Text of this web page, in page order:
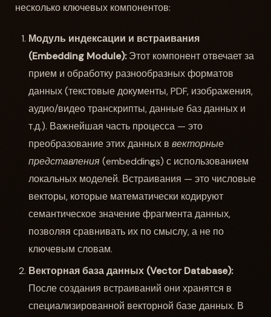
несколько ключевых компонентов:
Модуль индексации и встраивания
(Embedding Module):Этот компонент отвечает за
прием и обработку разнообразных форматов
данных (текстовые документы, PDF, изображения,
аудио/видео транскрипты, данные баз данных и
т.д.). Важнейшая часть процесса — это
преобразование этих данных ввекторные
представления(embeddings) с использованием
локальных моделей. Встраивания — это числовые
векторы, которые математически кодируют
семантическое значение фрагмента данных,
позволяя сравнивать их по смыслу, а не по
ключевым словам.
Векторная база данных (Vector Database):
После создания встраиваний они хранятся в
специализированной векторной базе данных. В